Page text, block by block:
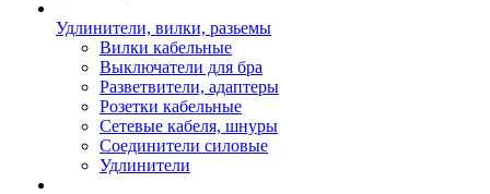
Удлинители, вилки, разьемы
Вилки кабельные
Выключатели для бра
Разветвители, адаптеры
Розетки кабельные
Сетевые кабеля, шнуры
Соединители силовые
Удлинители